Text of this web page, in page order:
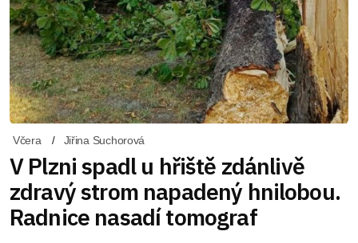
Včera Jiřina Suchorová
V Plzni spadl u hřiště zdánlivě
zdravý strom napadený hnilobou.
Radnice nasadí tomograf